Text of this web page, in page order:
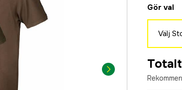
Gör val
Välj
543
M
Totalt